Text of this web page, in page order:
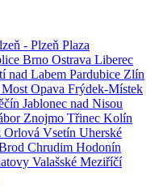
- Plzeň Plaza
Brno Ostrava Liberec
nad Labem Pardubice Zlín
Most Opava Frýdek-Místek
Jablonec nad Nisou
Znojmo Třinec Kolín
Orlová Vsetín Uherské
Chrudim Hodonín
Valašské Meziříčí